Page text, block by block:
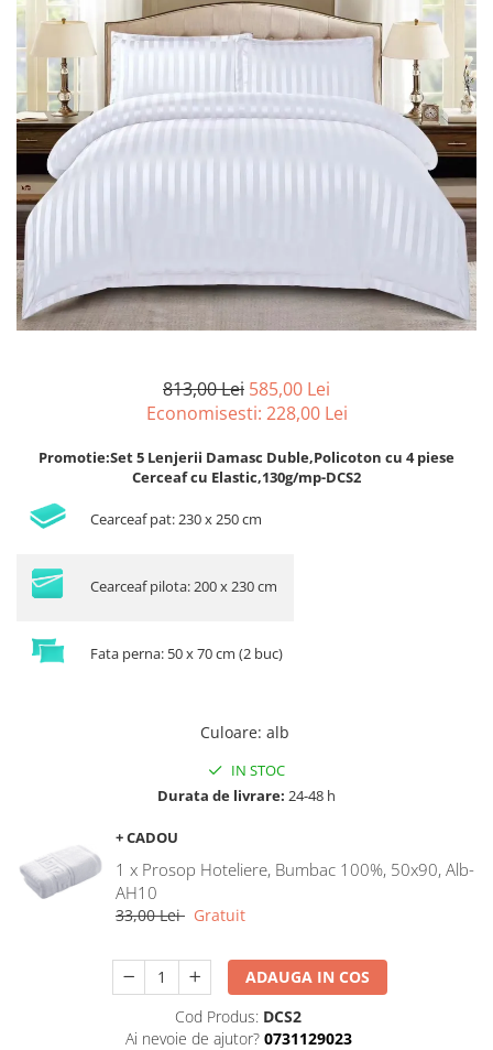
Lenjerii de pat Bumbac Poplin
Lenjerii de pat Catifea
Lenjerii de pat Damasc
Lenjerii de pat Finet + 2 Draperii
Lenjerii de pat Finet cu PLIURI
Lenjerii de pat finet Home
Lenjerii de pat Saten 4 piese cu
elastic
813,00 Lei 585,00 Lei
Economisesti: 228,00 Lei
Promotie:Set 5 Lenjerii Damasc Duble,Policoton cu 4 piese
Cerceaf cu Elastic,130g/mp-DCS2
Cearceaf pat: 230 x 250 cm
Cearceaf pilota: 200 x 230 cm
Fata perna: 50 x 70 cm (2 buc)
Culoare: alb
IN STOC
Durata de livrare: 24-48 h
+ CADOU
1 x Prosop Hoteliere, Bumbac 100%, 50x90, Alb-
AH10
33,00 Lei Gratuit
ADAUGA IN COS
Cod Produs: DCS2
Ai nevoie de ajutor? 0731129023